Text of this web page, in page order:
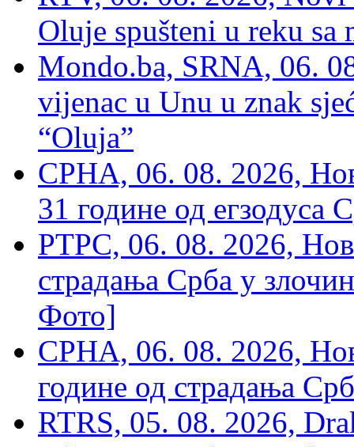
Oluje spušteni u reku sa
Mondo.ba, SRNA, 06.
vijenac u Unu u znak
“Oluja”
СРНА, 06. 08. 2026,
31 године од егзодуса
РТРС, 06. 08. 2026,
страдања Срба у
Фото]
СРНА, 06. 08. 2026,
године од страдања
RTRS, 05. 08. 2026,